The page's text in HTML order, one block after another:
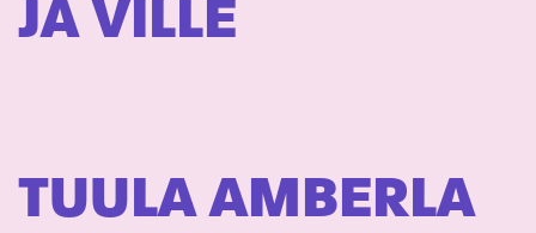
JA VILLE
TUULA AMBERLA